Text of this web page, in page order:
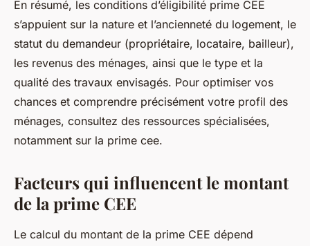
En résumé, les conditions d’éligibilité prime CEE
s’appuient sur la nature et l’ancienneté du logement, le
statut du demandeur (propriétaire, locataire, bailleur),
les revenus des ménages, ainsi que le type et la
qualité des travaux envisagés. Pour optimiser vos
chances et comprendre précisément votre profil des
ménages, consultez des ressources spécialisées,
notamment sur la prime cee.
Facteurs qui influencent le montant
de la prime CEE
Le calcul du montant de la prime CEE dépend